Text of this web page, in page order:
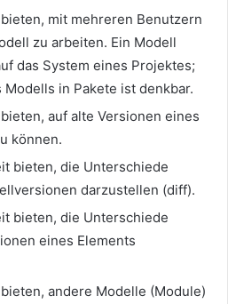
mit mehreren Benutzern
zu arbeiten. Ein Modell
das System eines Projektes;
in Pakete ist denkbar.
auf alte Versionen eines
können.
bieten, die Unterschiede
darzustellen (diff).
bieten, die Unterschiede
eines Elements
andere Modelle (Module)